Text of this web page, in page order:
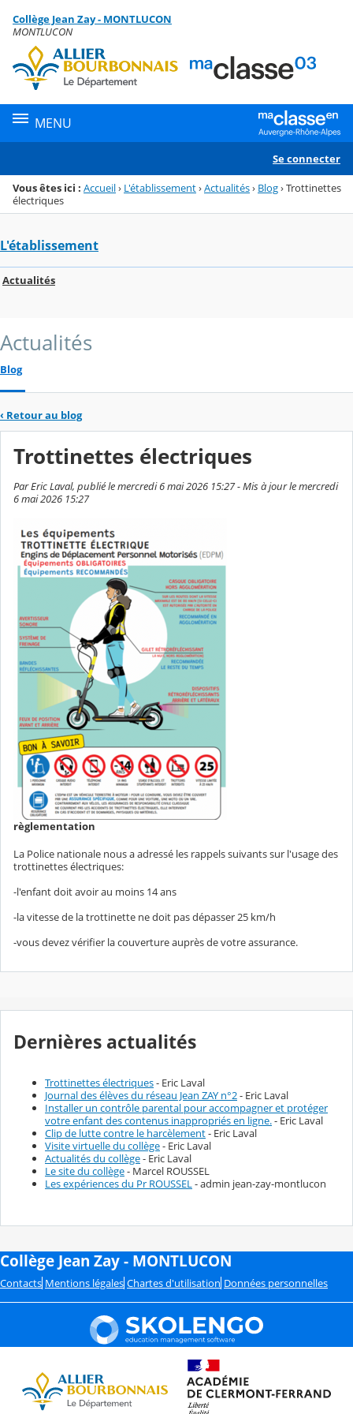
Menu de la rubrique
Contenu
Collège Jean Zay - MONTLUCON
MONTLUCON
MENU
Se connecter
Vous êtes ici : Accueil› L'établissement›Actualités› Blog›Trottinettes
électriques
L'établissement
Actualités
Actualités
Blog
‹ Retour au blog
Trottinettes électriques
Par Eric Laval, publié le mercredi 6 mai 2026 15:27 - Mis à jour le mercredi
6 mai 2026 15:27
règlementation
La Police nationale nous a adressé les rappels suivants sur l'usage des
trottinettes électriques:
-l'enfant doit avoir au moins 14 ans
-la vitesse de la trottinette ne doit pas dépasser 25 km/h
-vous devez vérifier la couverture auprès de votre assurance.
Dernières actualités
Trottinettes électriques- Eric Laval
Journal des élèves du réseau Jean ZAY n°2- Eric Laval
Installer un contrôle parental pour accompagner et protéger
votre enfant des contenus inappropriés en ligne.- Eric Laval
Clip de lutte contre le harcèlement- Eric Laval
Visite virtuelle du collège- Eric Laval
Actualités du collège- Eric Laval
Le site du collège- Marcel ROUSSEL
Les expériences du Pr ROUSSEL- admin jean-zay-montlucon
Collège Jean Zay - MONTLUCON
Contacts Mentions légales Chartes d'utilisation Données personnelles